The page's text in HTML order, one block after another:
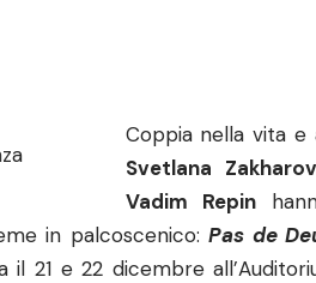
Coppia nella vita
Svetlana
Vadim Repin
in palcoscenico:Pas de
21 e 22 dicembre